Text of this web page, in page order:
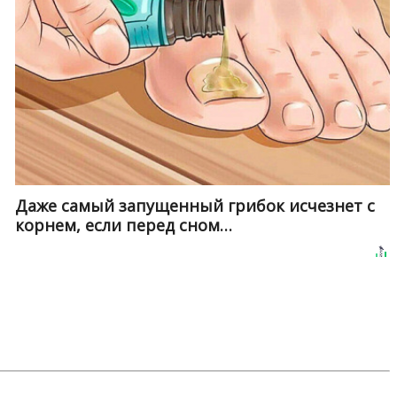
Даже самый запущенный грибок исчезнет с
корнем, если перед сном…